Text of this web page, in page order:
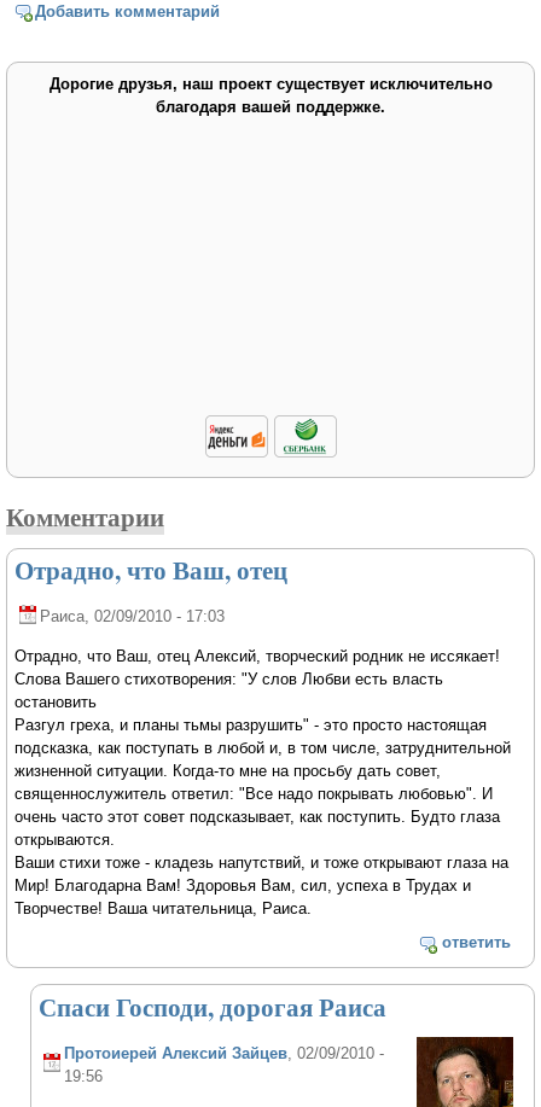
Добавить комментарий
Дорогие друзья, наш проект существует исключительно
благодаря вашей поддержке.
Комментарии
Отрадно, что Ваш, отец
Раиса , 02/09/2010 - 17:03
Отрадно, что Ваш, отец Алексий, творческий родник не иссякает!
Слова Вашего стихотворения: "У слов Любви есть власть
остановить
Разгул греха, и планы тьмы разрушить" - это просто настоящая
подсказка, как поступать в любой и, в том числе, затруднительной
жизненной ситуации. Когда-то мне на просьбу дать совет,
священнослужитель ответил: "Все надо покрывать любовью". И
очень часто этот совет подсказывает, как поступить. Будто глаза
открываются.
Ваши стихи тоже - кладезь напутствий, и тоже открывают глаза на
Мир! Благодарна Вам! Здоровья Вам, сил, успеха в Трудах и
Творчестве! Ваша читательница, Раиса.
ответить
Спаси Господи, дорогая Раиса
Протоиерей Алексий Зайцев , 02/09/2010 -
19:56